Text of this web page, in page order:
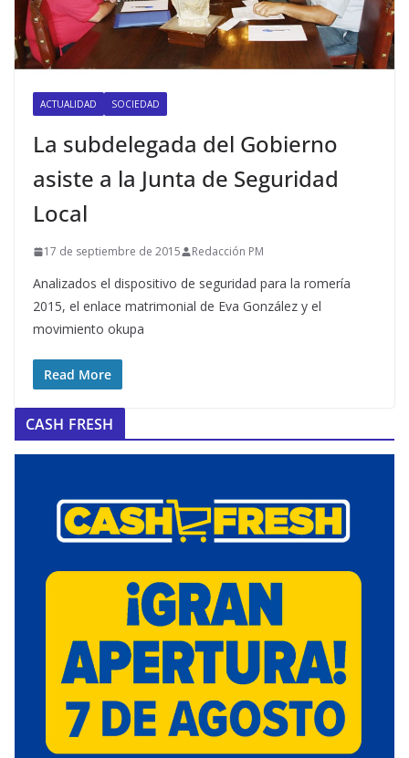
ACTUALIDAD SOCIEDAD
La subdelegada del Gobierno
asiste a la Junta de Seguridad
Local
17 de septiembre de 2015 Redacción PM
Analizados el dispositivo de seguridad para la romería
2015, el enlace matrimonial de Eva González y el
movimiento okupa
Read More
CASH FRESH